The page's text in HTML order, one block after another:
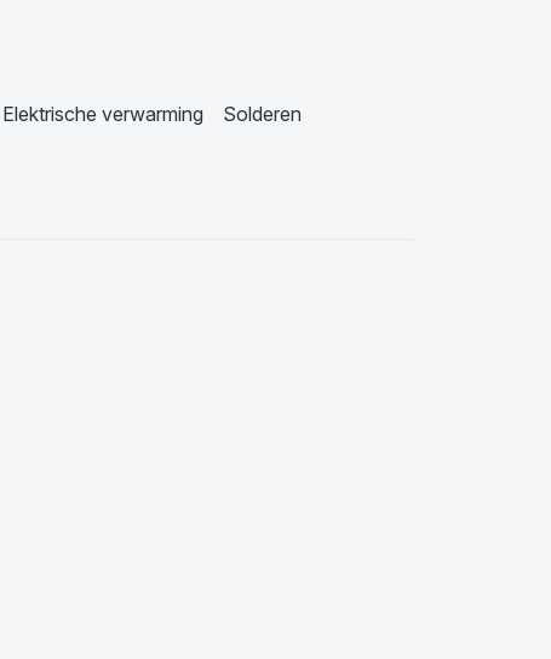
Elektrische verwarming Solderen